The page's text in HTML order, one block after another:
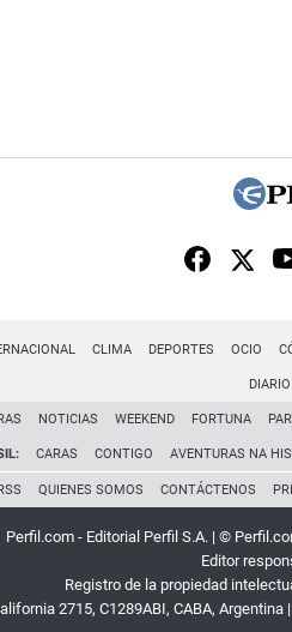
CLIMA DEPORTES OCIO
NOTICIAS WEEKEND FORTUNA
CARAS CONTIGO AVENTURAS NA
QUIENES SOMOS CONTÁCTENOS
Perfil.com - Editorial Perfil S.A. | ©
Editor
Registro de la propiedad
2715, C1289ABI, CABA, Argentina|